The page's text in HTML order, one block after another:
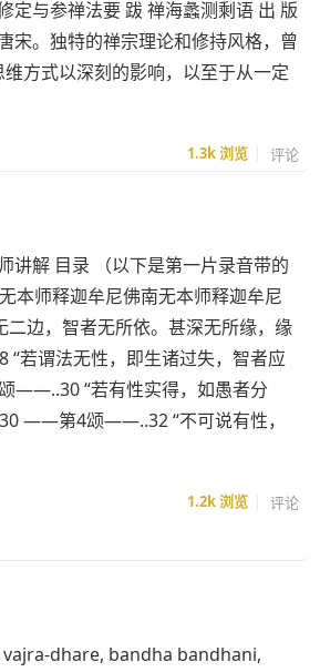
定与参禅法要 跋 禅海蠡测剩语 出 版
宋。独特的禅宗理论和修持风格，曾
方式以深刻的影响，以至于从一定
1.3k浏览 评论
讲解 目录 （以下是第一片录音带的
本师释迦牟尼佛南无本师释迦牟尼
边，智者无所依。甚深无所缘，缘
谓法无性，即生诸过失，智者应
——..30 “若有性实得，如愚者分
——第4颂——..32 “不可说有性，
1.2k浏览 评论
vajra-dhare, bandha bandhani,